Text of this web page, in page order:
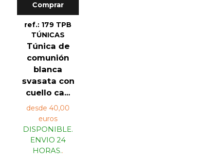
Comprar
ref.: 179 TPB
TÚNICAS
Túnica de
comunión
blanca
svasata con
cuello ca...
desde 40,00
euros
DISPONIBLE.
ENVIO 24
HORAS..